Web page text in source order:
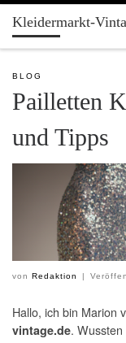
Zum Inhalt springen
Kleidermarkt-
BLOG
Pailletten
und Tipps
von Redaktion |
Hallo, ich bin Marion
vintage.de.